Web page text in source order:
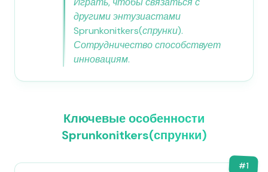
другими энтузиастами
Sprunkonitkers(спрунки).
Сотрудничество способствует
инновациям.
Ключевые особенности
Sprunkonitkers(спрунки)
#1